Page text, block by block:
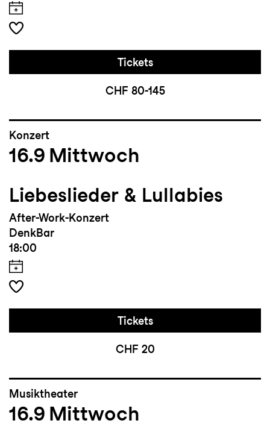
Tickets
CHF 80-145
Konzert
16.9 Mittwoch
Liebeslieder & Lullabies
After-Work-Konzert
DenkBar
18:00
Tickets
CHF 20
Musiktheater
16.9 Mittwoch